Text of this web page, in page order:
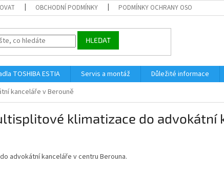
OBCHODNÍ PODMÍNKY PODMÍNKY OCHRANY OSOBNÍCH
HLEDAT
TOSHIBA ESTIA Servis a montáž Důležité informace
kanceláře v Berouně
klimatizace do advokátní
advokátní kanceláře v centru Berouna.